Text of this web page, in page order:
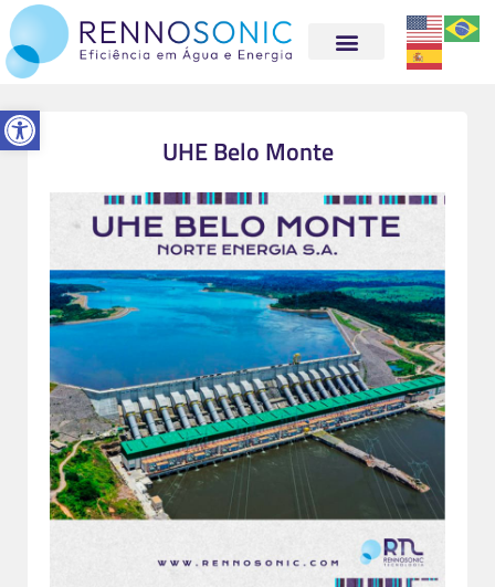
Abrir a barra de ferramentas
UHE Belo Monte